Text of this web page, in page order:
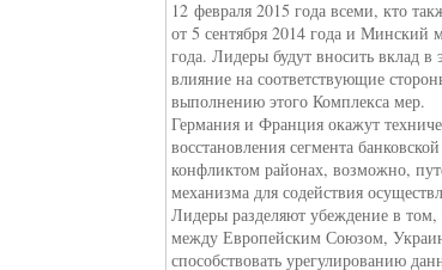
12 февраля 2015 года всеми, кто
от 5 сентября 2014 года и Минский
года. Лидеры будут вносить вклад в
влияние на соответствующие
выполнению этого Комплекса мер.
Германия и Франция окажут
восстановления сегмента
конфликтом районах, возможно,
механизма для содействия
Лидеры разделяют убеждение в том,
между Европейским Союзом,
способствовать урегулированию